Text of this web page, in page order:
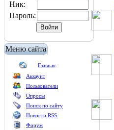
Ник:
Пароль:
Меню сайта
Главная
Аккаунт
Пользователи
Опросы
Поиск по сайту
Новости RSS
Форум